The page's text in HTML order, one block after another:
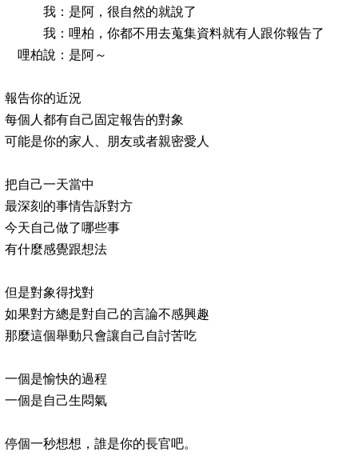
我：是阿，很自然的就說了
我：哩柏，你都不用去蒐集資料就有人跟你報告了
哩柏說：是阿～
報告你的近況
每個人都有自己固定報告的對象
可能是你的家人、朋友或者親密愛人
把自己一天當中
最深刻的事情告訴對方
今天自己做了哪些事
有什麼感覺跟想法
但是對象得找對
如果對方總是對自己的言論不感興趣
那麼這個舉動只會讓自己自討苦吃
一個是愉快的過程
一個是自己生悶氣
停個一秒想想，誰是你的長官吧。